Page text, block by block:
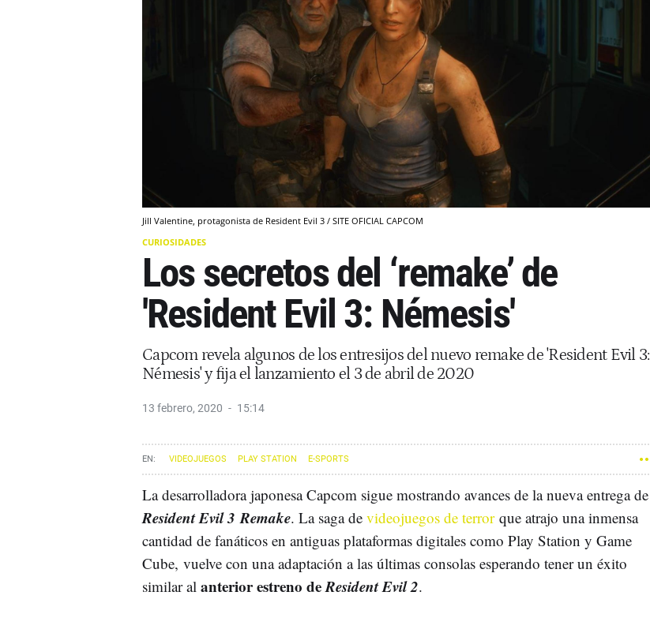
Jill Valentine, protagonista de Resident Evil 3 / SITE OFICIAL CAPCOM
CURIOSIDADES
Los secretos del ‘remake’ de
'Resident Evil 3: Némesis'
Capcom revela algunos de los entresijos del nuevo remake de 'Resident Evil 3:
Némesis' y fija el lanzamiento el 3 de abril de 2020
13 febrero, 2020 15:14
VIDEOJUEGOS PLAY STATION E-SPORTS
La desarrolladora japonesa Capcom sigue mostrando avances de la nueva entrega de
Resident Evil 3 Remake. La saga de videojuegos de terrorque atrajo una inmensa
cantidad de fanáticos en antiguas plataformas digitales como Play Station y Game
Cube, vuelve con una adaptación a las últimas consolas esperando tener un éxito
similar al anterior estreno deResident Evil 2.